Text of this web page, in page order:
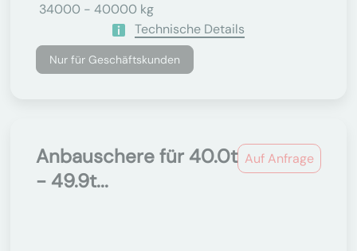
34000 - 40000 kg
Technische Details
Nur für Geschäftskunden
Auf Anfrage
Anbauschere für 40.0t
- 49.9t...